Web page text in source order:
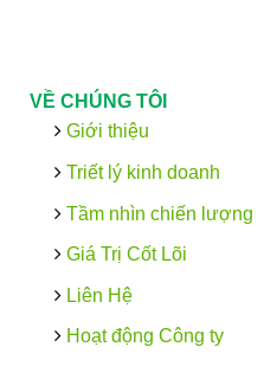
VỀ CHÚNG TÔI
Giới thiệu
Triết lý kinh doanh
Tầm nhìn chiến lượng
Giá Trị Cốt Lõi
Liên Hệ
Hoạt động Công ty